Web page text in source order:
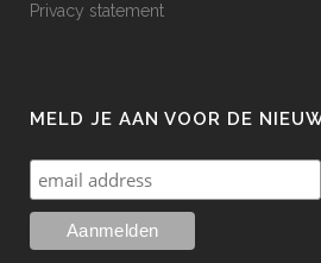
Privacy statement
MELD JE AAN VOOR DE